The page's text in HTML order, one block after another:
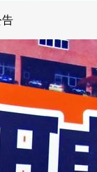
告